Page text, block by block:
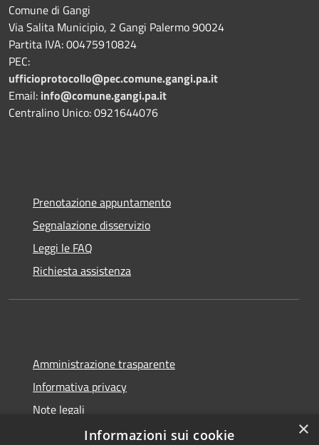
Comune di Gangi
Via Salita Municipio, 2 Gangi Palermo 90024
Partita IVA: 00475910824
PEC:
ufficioprotocollo@pec.comune.gangi.pa.it
Email: info@comune.gangi.pa.it
Centralino Unico: 0921644076
Prenotazione appuntamento
Segnalazione disservizio
Leggi le FAQ
Richiesta assistenza
Amministrazione trasparente
Informativa privacy
Note legali
Dichiarazione di accessibilità
×
Informazioni sui cookie